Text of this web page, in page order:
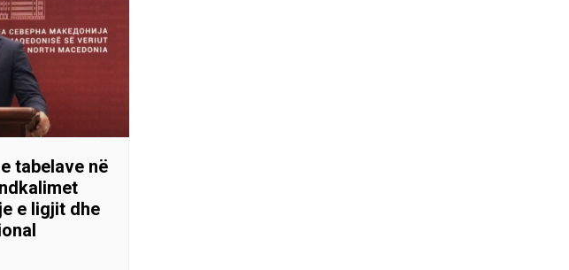
tabelave në
e ligjit dhe